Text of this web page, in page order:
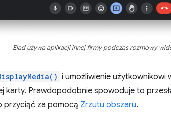
Elad używa aplikacji innej firmy podczas rozmowy
i umożliwienie
karty. Prawdopodobnie spowoduje to
przyciąć za pomocą Zrzutu obszaru.